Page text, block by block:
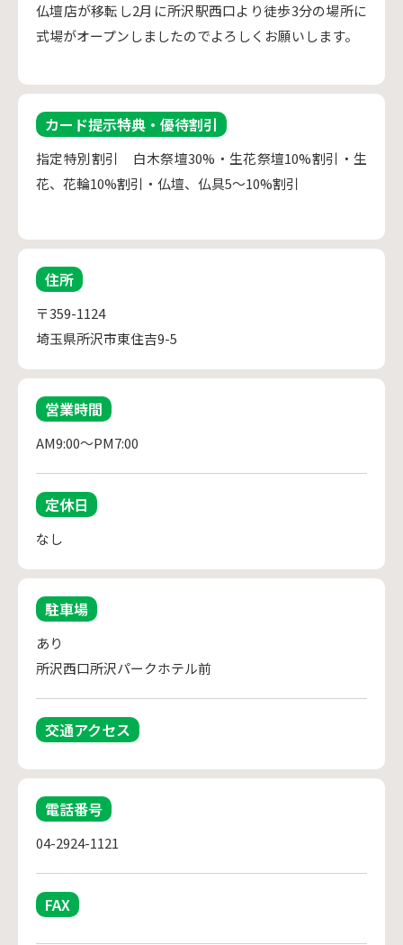
仏壇店が移転し2月に所沢駅西口より徒歩3分の場所に
式場がオープンしましたのでよろしくお願いします。
カード提示特典・優待割引
指定特別割引 白木祭壇30%・生花祭壇10%割引・生
花、花輪10%割引・仏壇、仏具5～10%割引
住所
〒359-1124
埼玉県所沢市東住吉9-5
営業時間
AM9:00～PM7:00
定休日
なし
駐車場
あり
所沢西口所沢パークホテル前
交通アクセス
電話番号
04-2924-1121
FAX